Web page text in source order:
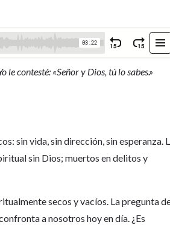
le contesté: «Señor y Dios, tú lo sabes.»
sin vida, sin dirección, sin esperanza.
sin Dios; muertos en delitos y
secos y vacíos. La pregunta
a nosotros hoy en día. ¿Es